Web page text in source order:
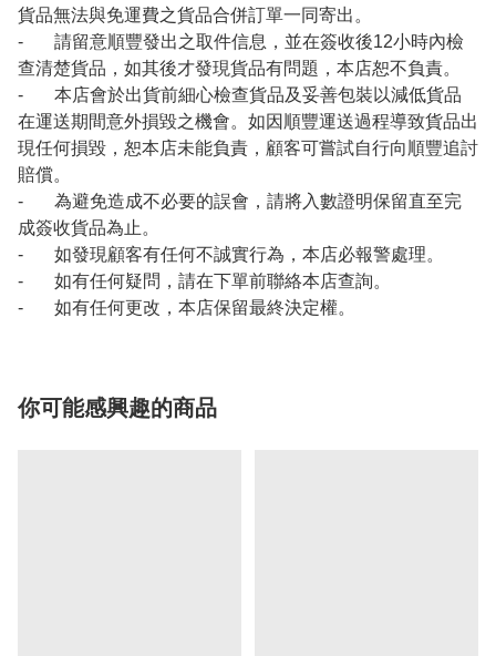
貨品無法與免運費之貨品合併訂單一同寄出。
- 請留意順豐發出之取件信息，並在簽收後12小時內檢
查清楚貨品，如其後才發現貨品有問題，本店恕不負責。
- 本店會於出貨前細心檢查貨品及妥善包裝以減低貨品
在運送期間意外損毀之機會。如因順豐運送過程導致貨品出
現任何損毀，恕本店未能負責，顧客可嘗試自行向順豐追討
賠償。
- 為避免造成不必要的誤會，請將入數證明保留直至完
成簽收貨品為止。
- 如發現顧客有任何不誠實行為，本店必報警處理。
- 如有任何疑問，請在下單前聯絡本店查詢。
- 如有任何更改，本店保留最終決定權。
你可能感興趣的商品